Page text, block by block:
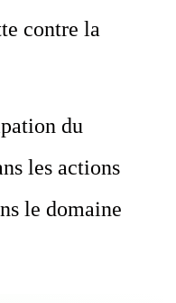
contre la
du
les actions
le domaine